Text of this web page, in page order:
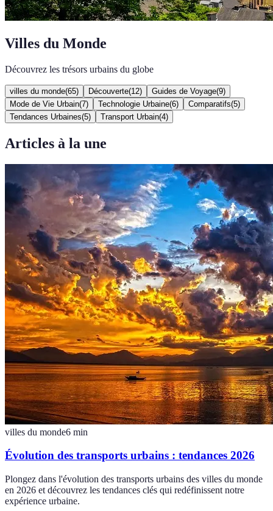
Villes du Monde
Découvrez les trésors urbains du globe
villes du monde(65) Découverte(12) Guides de Voyage(9)
Mode de Vie Urbain(7) Technologie Urbaine(6) Comparatifs(5)
Tendances Urbaines(5) Transport Urbain(4)
Articles à la une
villes du monde6 min
Évolution des transports urbains : tendances 2026
Plongez dans l'évolution des transports urbains des villes du monde
en 2026 et découvrez les tendances clés qui redéfinissent notre
expérience urbaine.